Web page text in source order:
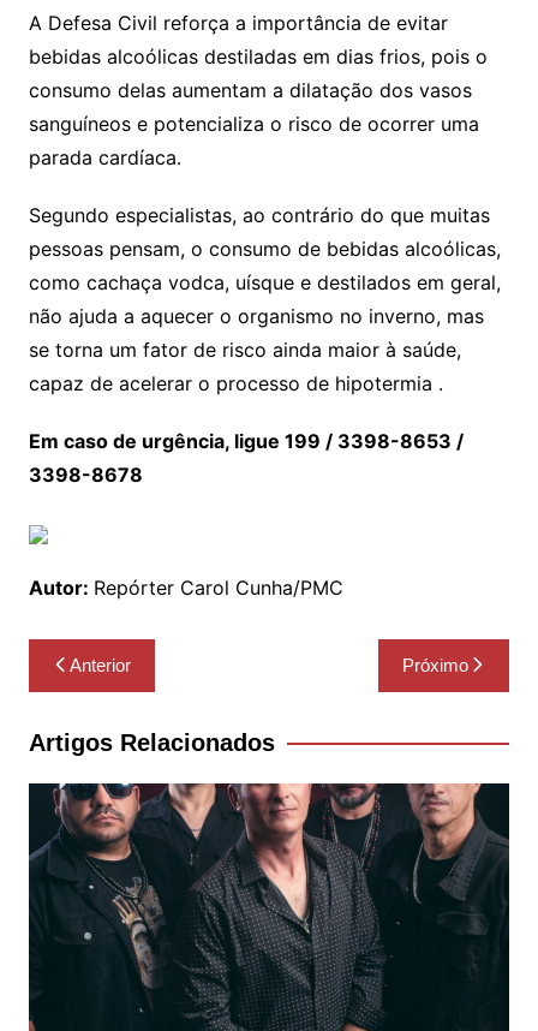
A Defesa Civil reforça a importância de evitar
bebidas alcoólicas destiladas em dias frios, pois o
consumo delas aumentam a dilatação dos vasos
sanguíneos e potencializa o risco de ocorrer uma
parada cardíaca.
Segundo especialistas, ao contrário do que muitas
pessoas pensam, o consumo de bebidas alcoólicas,
como cachaça vodca, uísque e destilados em geral,
não ajuda a aquecer o organismo no inverno, mas
se torna um fator de risco ainda maior à saúde,
capaz de acelerar o processo de hipotermia .
Em caso de urgência, ligue 199 / 3398-8653 /
3398-8678
Autor: Repórter Carol Cunha/PMC
Navegação
de
Post
Anterior Próximo
Artigos Relacionados